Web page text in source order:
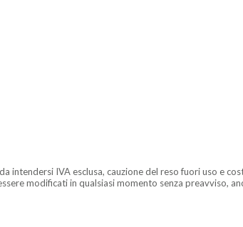
intendersi IVA esclusa, cauzione del reso fuori uso e
modificati in qualsiasi momento senza preavviso,